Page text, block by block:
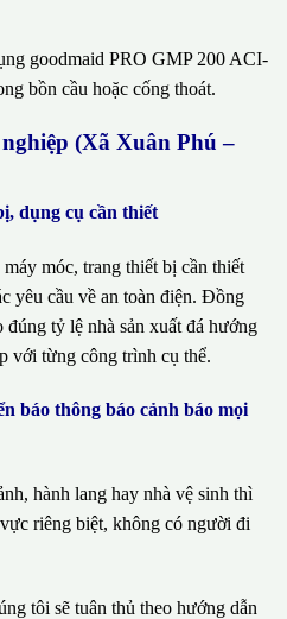
goodmaid PRO GMP 200 ACI-
bồn cầu hoặc cống thoát.
(Xã Xuân Phú –
dụng cụ cần thiết
móc, trang thiết bị cần thiết
yêu cầu về an toàn điện. Đồng
đúng tỷ lệ nhà sản xuất đá hướng
với từng công trình cụ thể.
báo thông báo cảnh báo mọi
hành lang hay nhà vệ sinh thì
riêng biệt, không có người đi
tôi sẽ tuân thủ theo hướng dẫn